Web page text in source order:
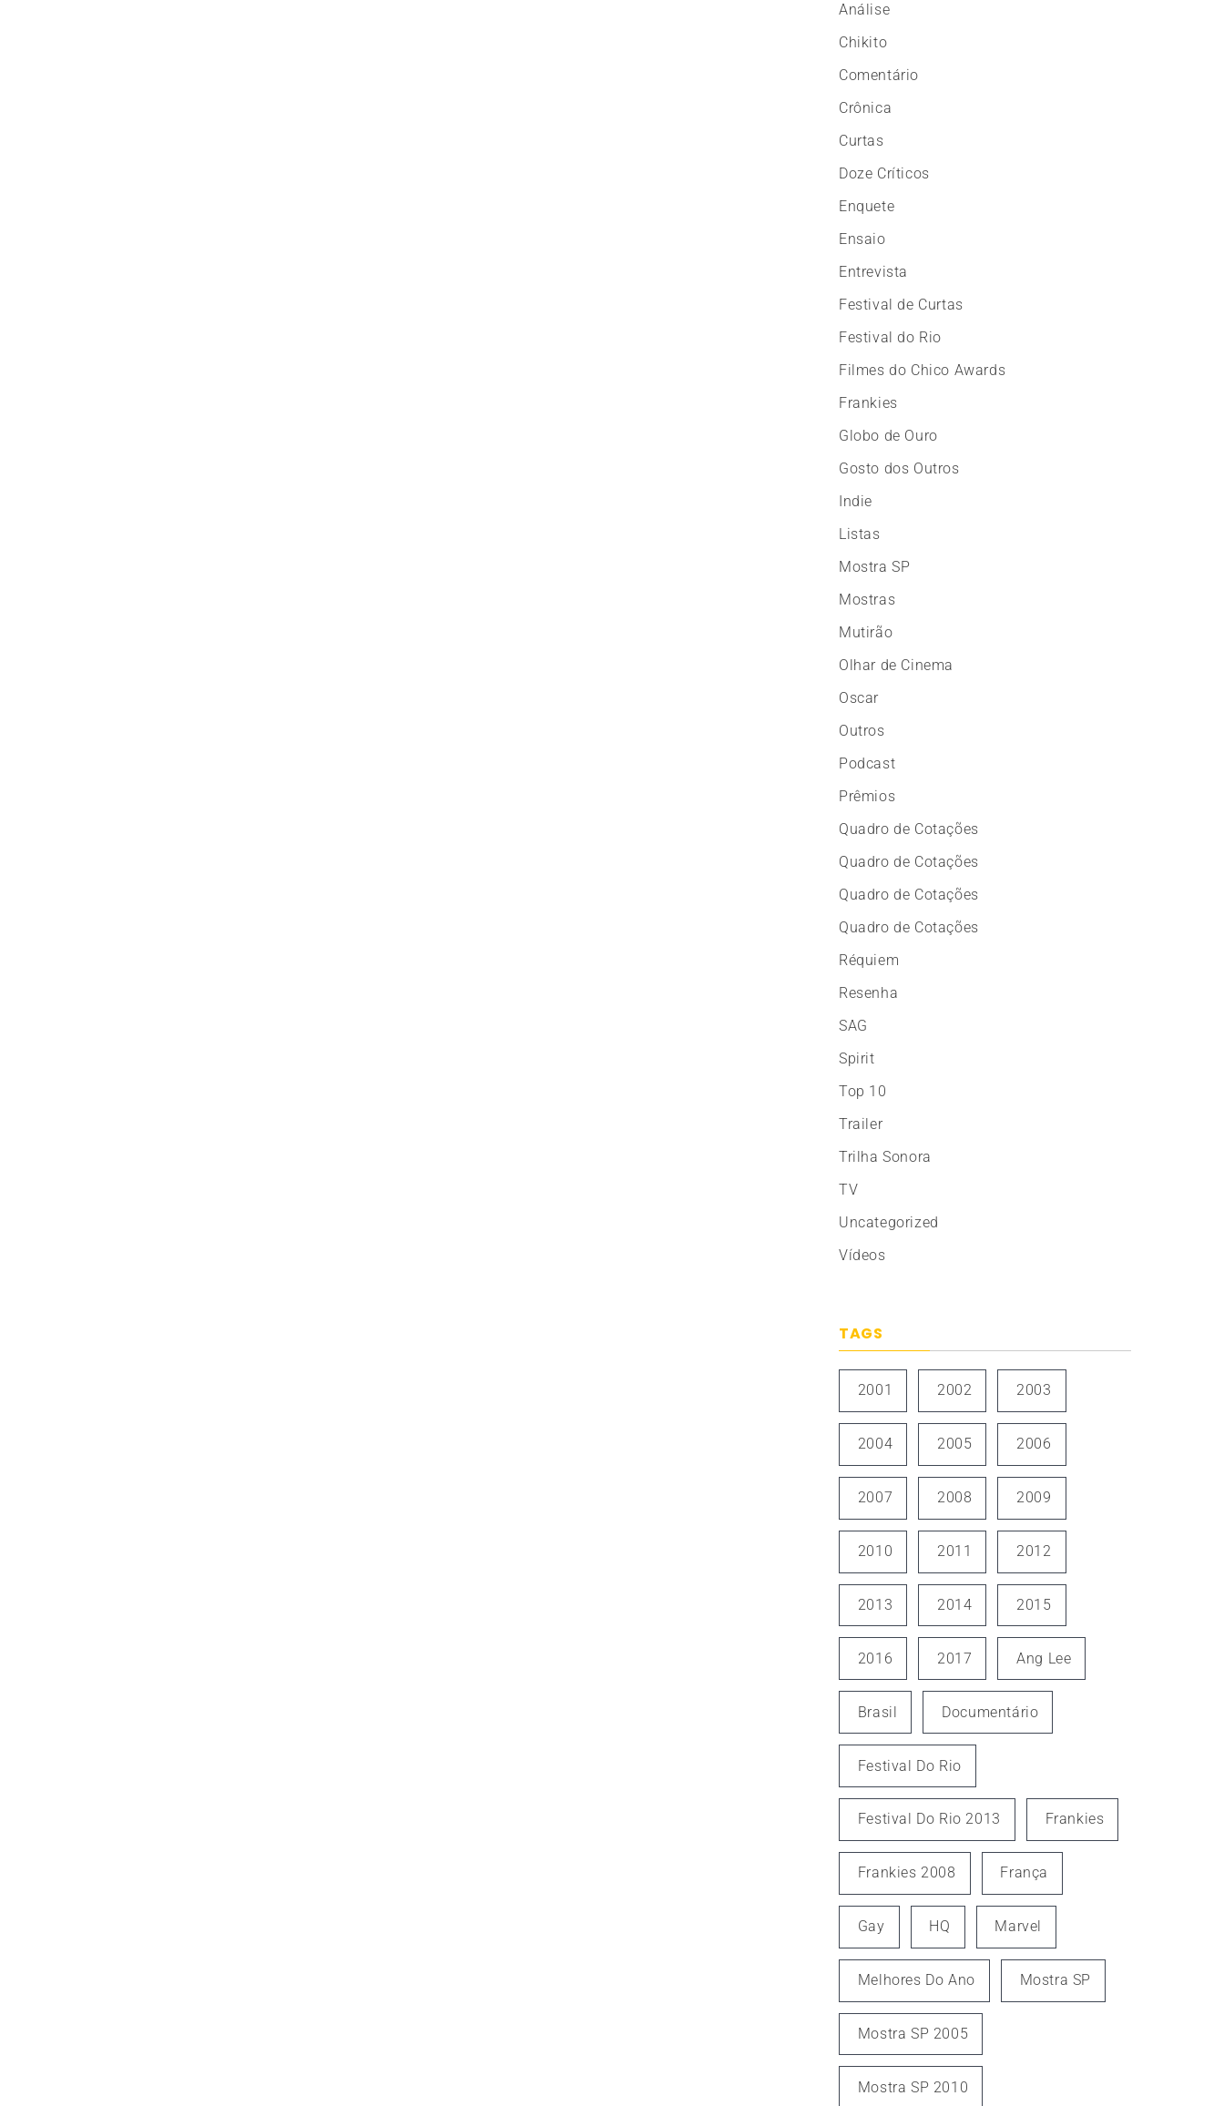
Análise
Chikito
Comentário
Crônica
Curtas
Doze Críticos
Enquete
Ensaio
Entrevista
Festival de Curtas
Festival do Rio
Filmes do Chico Awards
Frankies
Globo de Ouro
Gosto dos Outros
Indie
Listas
Mostra SP
Mostras
Mutirão
Olhar de Cinema
Oscar
Outros
Podcast
Prêmios
Quadro de Cotações
Quadro de Cotações
Quadro de Cotações
Quadro de Cotações
Réquiem
Resenha
SAG
Spirit
Top 10
Trailer
Trilha Sonora
TV
Uncategorized
Vídeos
TAGS
2001 2002 2003
2004 2005 2006
2007 2008 2009
2010 2011 2012
2013 2014 2015
2016 2017 Ang Lee
Brasil Documentário
Festival Do Rio
Festival Do Rio 2013 Frankies
Frankies 2008 França
Gay HQ Marvel
Melhores Do Ano Mostra SP
Mostra SP 2005
Mostra SP 2010